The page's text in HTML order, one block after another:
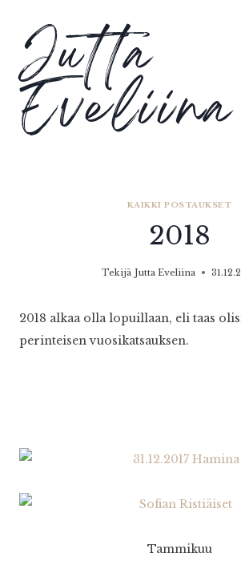
sisältöön
Jutta
Eveliina
KAIKKI POSTAUKSET
2018
Tekijä Jutta Eveliina
2018 alkaa olla lopuillaan, eli taas
perinteisen vuosikatsauksen.
Tammikuu